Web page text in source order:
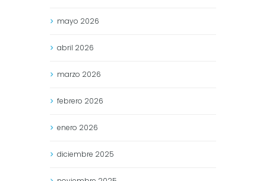
mayo 2026
abril 2026
marzo 2026
febrero 2026
enero 2026
diciembre 2025